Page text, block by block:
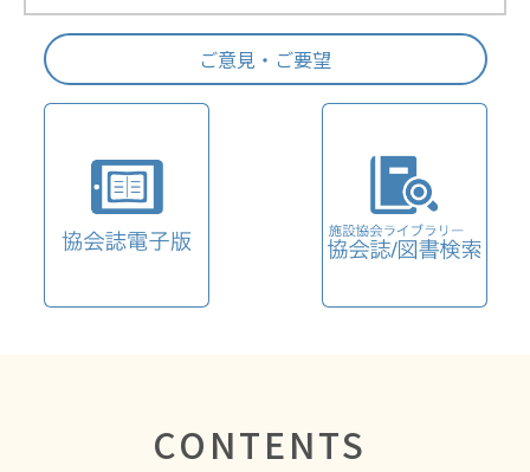
プしました
2026.04.22 シニア会員割引のご案内
ご意見・ご要望
CONTENTS